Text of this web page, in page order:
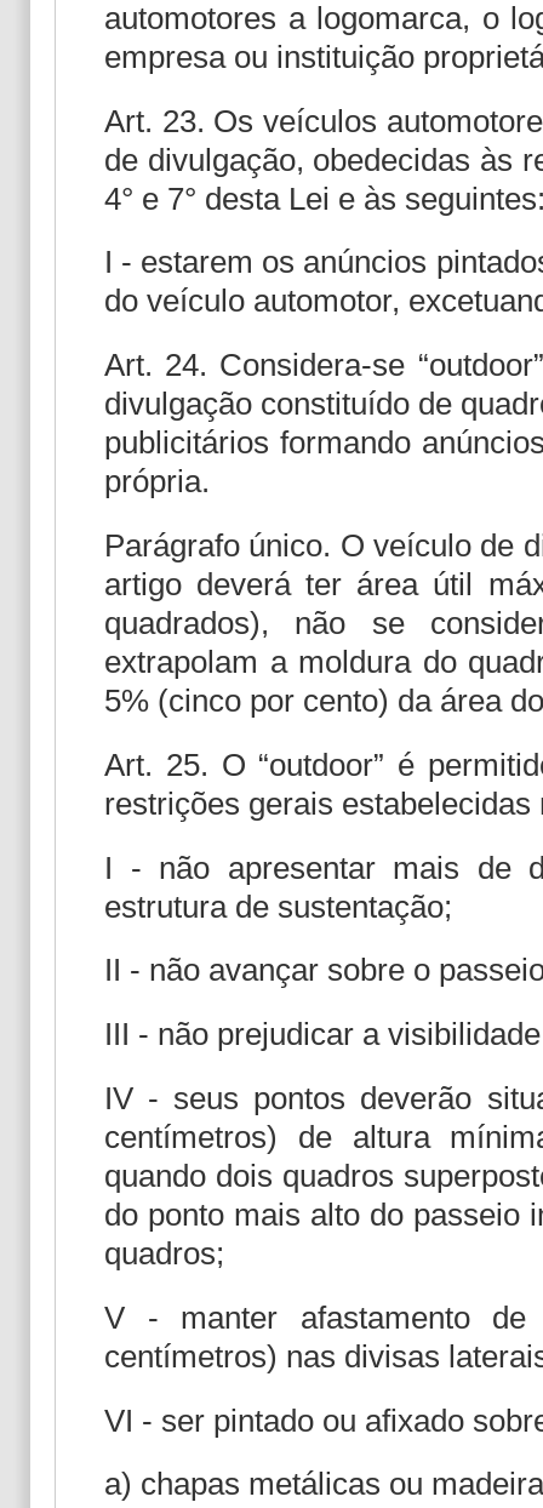
automotores a logomarca, o
empresa ou instituição
Art. 23. Os veículos
de divulgação, obedecidas às
4° e 7° desta Lei e às
I - estarem os anúncios
do veículo automotor,
Art. 24. Considera-se
divulgação constituído de
publicitários formando
própria.
Parágrafo único. O veículo de
artigo deverá ter área útil
quadrados), não se
extrapolam a moldura do
5% (cinco por cento) da área
Art. 25. O “outdoor” é
restrições gerais
I - não apresentar mais de
estrutura de sustentação;
II - não avançar sobre o
III - não prejudicar a
IV - seus pontos deverão
centímetros) de altura
quando dois quadros
do ponto mais alto do passeio
quadros;
V - manter afastamento
centímetros) nas divisas
VI - ser pintado ou afixado
a) chapas metálicas ou